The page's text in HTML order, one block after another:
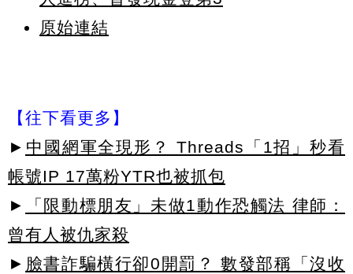
原始連結
【往下看更多】
► 中國網軍全現形？ Threads「1招」秒看
帳號IP 17萬粉YTR也被抓包
►
「限動標朋友」未做1動作恐觸法 律師：
曾有人被仇家殺
► 臉書詐騙橫行卻0開罰？ 數發部稱「沒收